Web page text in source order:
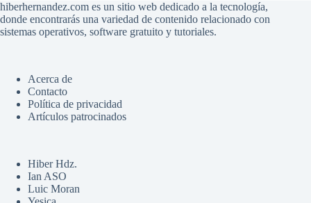
hiberhernandez.com es un sitio web dedicado a la tecnología,
donde encontrarás una variedad de contenido relacionado con
sistemas operativos, software gratuito y tutoriales.
Acerca de
Contacto
Política de privacidad
Artículos patrocinados
Hiber Hdz.
Ian ASO
Luic Moran